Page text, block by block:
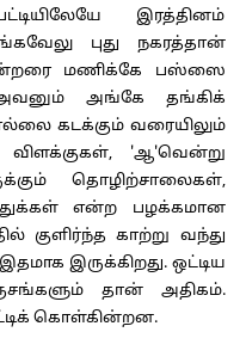
இரத்தினம்
புது நகரத்தான்
மணிக்கே பஸ்ஸை
அவனும் அங்கே தங்கிக்
கடக்கும் வரையிலும்
விளக்குகள், 'ஆ'வென்று
தொழிற்சாலைகள்,
என்ற பழக்கமான
குளிர்ந்த காற்று வந்து
இருக்கிறது. ஒட்டிய
தான் அதிகம்.
கொள்கின்றன.